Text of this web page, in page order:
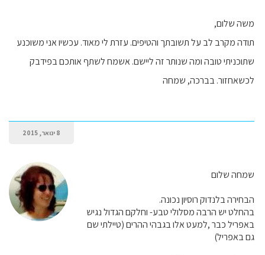
משה שלום,
תודה מקרב לב על תשובתך והטיפים. עזרת לי מאוד. עכשיו אני משוכנע
שתוכניתי טובה ומה שנותר זה ליישם. אשמח לשתף אותכם בפידבק
לכשאחזור. בברכה, שמחה
8 ינואר, 2015
שמחה שלום
הבחירה בלנדוק רוסיון נכונה.
בהחלט יש הרבה מסלולי טבע- וחלקם הגדול נגיש
באפריל כבר ,למעט אלו בגבהי ההרים (טיילתי שם
גם באפריל)